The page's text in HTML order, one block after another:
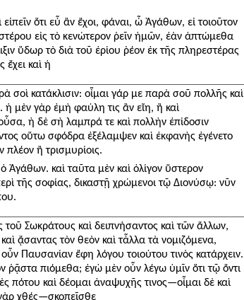
εἰπεῖν ὅτι εὖ ἂν ἔχοι, φάναι, ὦ Ἀγάθων, εἰ τοιοῦτον
εἰς τὸ κενώτερον ῥεῖν ἡμῶν, ἐὰν ἁπτώμεθα
ὕδωρ τὸ διὰ τοῦ ἐρίου ῥέον ἐκ τῆς πληρεστέρας
ἔχει καὶ ἡ
σοὶ κατάκλισιν: οἶμαι γάρ με παρὰ σοῦ πολλῆς καὶ
μὲν γὰρ ἐμὴ φαύλη τις ἂν εἴη, ἢ καὶ
ἡ δὲ σὴ λαμπρά τε καὶ πολλὴν ἐπίδοσιν
οὕτω σφόδρα ἐξέλαμψεν καὶ ἐκφανὴς ἐγένετο
ἢ τρισμυρίοις.
Ἀγάθων. καὶ ταῦτα μὲν καὶ ὀλίγον ὕστερον
τῆς σοφίας, δικαστῇ χρώμενοι τῷ Διονύσῳ: νῦν
τοῦ Σωκράτους καὶ δειπνήσαντος καὶ τῶν ἄλλων,
ᾄσαντας τὸν θεὸν καὶ τἆλλα τὰ νομιζόμενα,
Παυσανίαν ἔφη λόγου τοιούτου τινὸς κατάρχειν.
ῥᾷστα πιόμεθα; ἐγὼ μὲν οὖν λέγω ὑμῖν ὅτι τῷ ὄντι
πότου καὶ δέομαι ἀναψυχῆς τινος—οἶμαι δὲ καὶ
χθές—σκοπεῖσθε